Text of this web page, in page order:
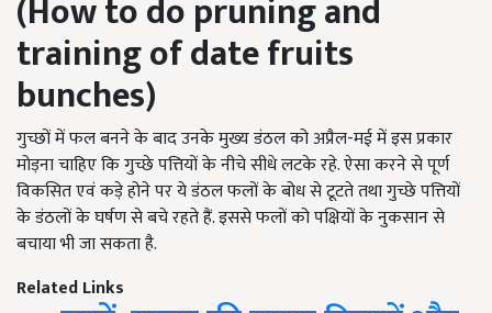
(How to do pruning and
training of date fruits
bunches)
गुच्छों में फल बनने के बाद उनके मुख्य डंठल को अप्रैल-मई में इस प्रकार
मोड़ना चाहिए कि गुच्छे पत्तियों के नीचे सीधे लटके रहे. ऐसा करने से पूर्ण
विकसित एवं कड़े होने पर ये डंठल फलों के बोध से टूटते तथा गुच्छे पत्तियों
के डंठलों के घर्षण से बचे रहते हैं. इससे फलों को पक्षियों के नुकसान से
बचाया भी जा सकता है.
Related Links